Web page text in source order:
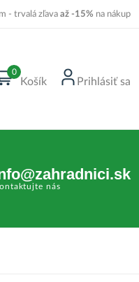
- trvalá zľava až -15% na nákup
0
Košík Prihlásiť sa
nás